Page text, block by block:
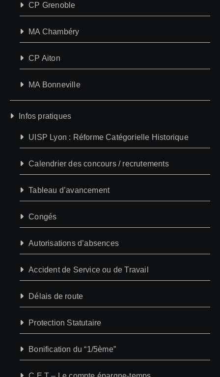
CP Grenoble
MA Chambéry
CP Aiton
MA Bonneville
Infos pratiques
UISP Lyon : Réforme Catégorielle Historique
Calendrier des concours / recrutements
Tableau d’avancement
Congés
Autorisations d’absences
Accident de Service ou de Travail
Délais de route
Protection Statutaire
Bonification du “1/5ème”